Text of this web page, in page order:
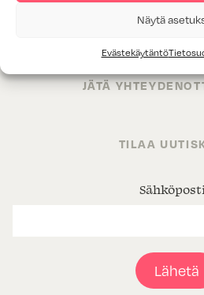
Näytä
Evästekäytäntö
PALVELUT
JÄTÄ
TILAA
Sähköposti
Lähetä